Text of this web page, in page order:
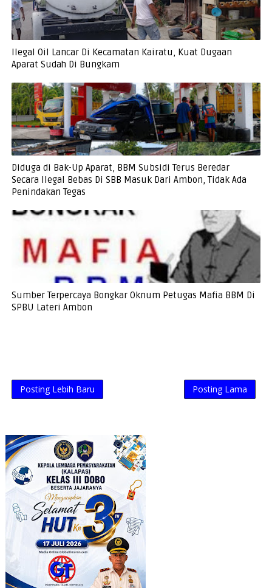
Ilegal Oil Lancar Di Kecamatan Kairatu, Kuat Dugaan
Aparat Sudah Di Bungkam
Diduga di Bak-Up Aparat, BBM Subsidi Terus Beredar
Secara Ilegal Bebas Di SBB Masuk Dari Ambon, Tidak Ada
Penindakan Tegas
Sumber Terpercaya Bongkar Oknum Petugas Mafia BBM Di
SPBU Lateri Ambon
Posting Lebih Baru Posting Lama